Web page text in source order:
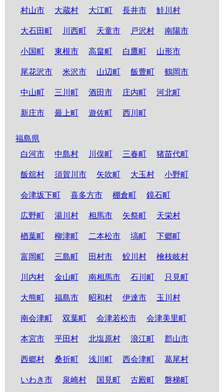
村山市 大蔵村 大江町 長井市 鮭川村
大石田町 川西町 天童市 戸沢村 南陽市
小国町 東根市 高畠町 白鷹町 山形市
尾花沢市 米沢市 山辺町 飯豊町 鶴岡市
中山町 三川町 酒田市 庄内町 河北町
新庄市 最上町 遊佐町 西川町
福島県
白河市
中島村 川俣町 三春町 猪苗代町
飯舘村 須賀川市 矢吹町 大玉村 小野町
会津坂下町 喜多方市 棚倉町 鏡石町
広野町 湯川村 相馬市 矢祭町 天栄村
楢葉町 柳津町 二本松市 塙町 下郷町
富岡町 三島町 田村市 鮫川村 檜枝岐村
川内村 金山町 南相馬市 石川町 只見町
大熊町 福島市 昭和村 伊達市 玉川村
南会津町 双葉町 会津若松市 会津美里町
本宮市 平田村 北塩原村 浪江町 郡山市
西郷村 桑折町 浅川町 西会津町 葛尾村
いわき市 泉崎村 国見町 古殿町 磐梯町